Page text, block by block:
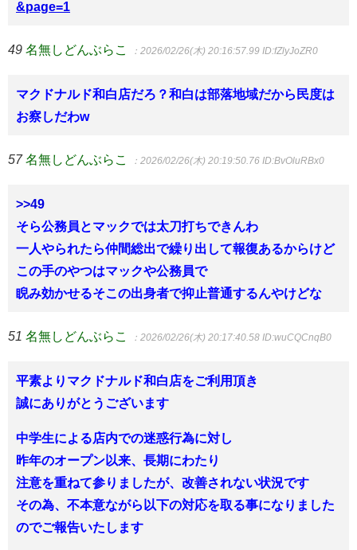
&page=1
49 名無しどんぶらこ ：2026/02/26(木) 20:16:57.99 ID:fZlyJoZR0
マクドナルド和白店だろ？和白は部落地域だから民度は
お察しだわw
57 名無しどんぶらこ ：2026/02/26(木) 20:19:50.76 ID:BvOluRBx0
>>49
そら公務員とマックでは太刀打ちできんわ
一人やられたら仲間総出で繰り出して報復あるからけど
この手のやつはマックや公務員で
睨み効かせるそこの出身者で抑止普通するんやけどな
51 名無しどんぶらこ ：2026/02/26(木) 20:17:40.58 ID:wuCQCnqB0
平素よりマクドナルド和白店をご利用頂き
誠にありがとうございます
中学生による店内での迷惑行為に対し
昨年のオープン以来、長期にわたり
注意を重ねて参りましたが、改善されない状況です
その為、不本意ながら以下の対応を取る事になりました
のでご報告いたします